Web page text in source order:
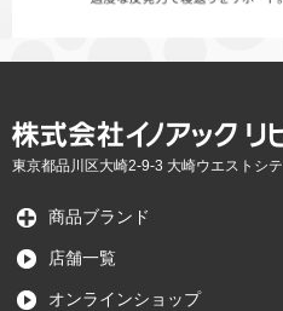
東京都品川区大崎2-9-3 大崎ウエストシ
商品ブランド
店舗一覧
オンラインショップ